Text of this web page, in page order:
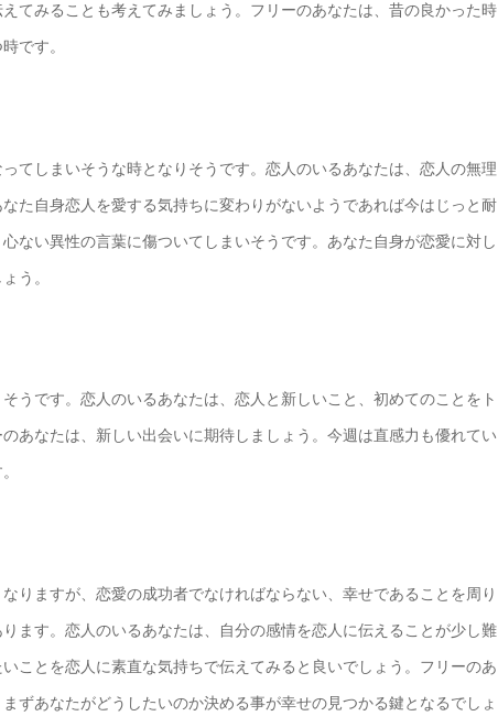
てみることも考えてみましょう。フリーのあなたは、昔の良かった時
です。
てしまいそうな時となりそうです。恋人のいるあなたは、恋人の無理
た自身恋人を愛する気持ちに変わりがないようであれば今はじっと耐
ない異性の言葉に傷ついてしまいそうです。あなた自身が恋愛に対し
う。
うです。恋人のいるあなたは、恋人と新しいこと、初めてのことをト
あなたは、新しい出会いに期待しましょう。今週は直感力も優れてい
りますが、恋愛の成功者でなければならない、幸せであることを周り
ます。恋人のいるあなたは、自分の感情を恋人に伝えることが少し難
ことを恋人に素直な気持ちで伝えてみると良いでしょう。フリーのあ
ずあなたがどうしたいのか決める事が幸せの見つかる鍵となるでしょ